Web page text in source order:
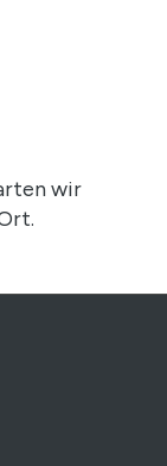
wir